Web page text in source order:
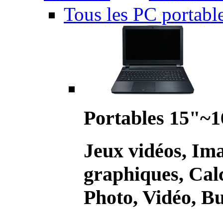
Tous les PC
Portables
Jeux vidéos,
graphiques,
Photo, Vidéo,